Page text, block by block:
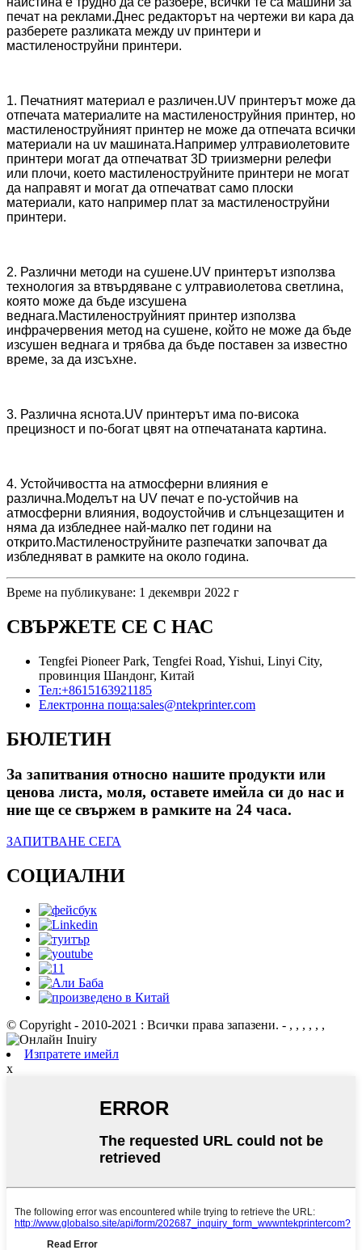
печат на реклами.Днес редакторът на чертежи ви кара да
разберете разликата между uv принтери и
мастиленоструйни принтери.
1. Печатният материал е различен.UV принтерът може да
отпечата материалите на мастиленоструйния принтер, но
мастиленоструйният принтер не може да отпечата всички
материали на uv машината.Например ултравиолетовите
принтери могат да отпечатват 3D триизмерни релефи
или плочи, което мастиленоструйните принтери не могат
да направят и могат да отпечатват само плоски
материали, като например плат за мастиленоструйни
принтери.
2. Различни методи на сушене.UV принтерът използва
технология за втвърдяване с ултравиолетова светлина,
която може да бъде изсушена
веднага.Мастиленоструйният принтер използва
инфрачервения метод на сушене, който не може да бъде
изсушен веднага и трябва да бъде поставен за известно
време, за да изсъхне.
3. Различна яснота.UV принтерът има по-висока
прецизност и по-богат цвят на отпечатаната картина.
4. Устойчивостта на атмосферни влияния е
различна.Моделът на UV печат е по-устойчив на
атмосферни влияния, водоустойчив и слънцезащитен и
няма да избледнее най-малко пет години на
открито.Мастиленоструйните разпечатки започват да
избледняват в рамките на около година.
Време на публикуване: 1 декември 2022 г
СВЪРЖЕТЕ СЕ С НАС
Tengfei Pioneer Park, Tengfei Road, Yishui, Linyi City,
провинция Шандонг, Китай
Тел:+8615163921185
Електронна поща:sales@ntekprinter.com
БЮЛЕТИН
За запитвания относно нашите продукти или
ценова листа, моля, оставете имейла си до нас и
ние ще се свържем в рамките на 24 часа.
ЗАПИТВАНЕ СЕГА
СОЦИАЛНИ
© Copyright - 2010-2021 : Всички права запазени. - , , , , , ,
Изпратете имейл
x